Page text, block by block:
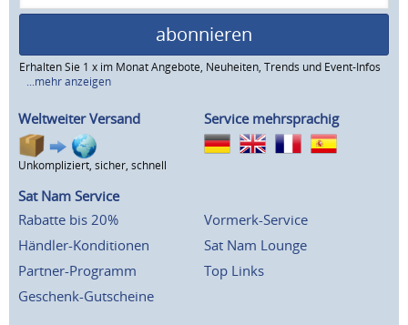
abonnieren
Erhalten Sie 1 x im Monat Angebote, Neuheiten, Trends und Event-Infos
...mehr anzeigen
Weltweiter Versand
Unkompliziert, sicher, schnell
Service mehrsprachig
Sat Nam Service
Rabatte bis 20%
Händler-Konditionen
Partner-Programm
Geschenk-Gutscheine
Vormerk-Service
Sat Nam Lounge
Top Links